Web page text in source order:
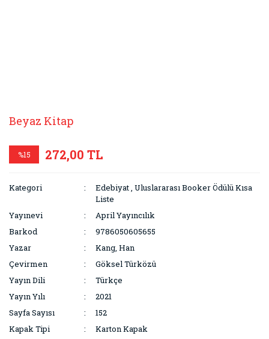
Beyaz Kitap
%15 272,00 TL
Kategori Edebiyat,Uluslararası Booker Ödülü Kısa
Liste
Yayınevi
April Yayıncılık
Barkod
9786050605655
Yazar
Kang, Han
Çevirmen
Göksel Türközü
Yayın Dili
Türkçe
Yayın Yılı
2021
Sayfa Sayısı
152
Kapak Tipi
Karton Kapak